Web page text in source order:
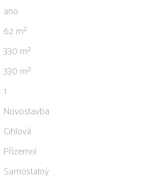
ano
62 m²
330 m²
330 m²
1
Novostavba
Cihlová
Přízemní
Samostatný